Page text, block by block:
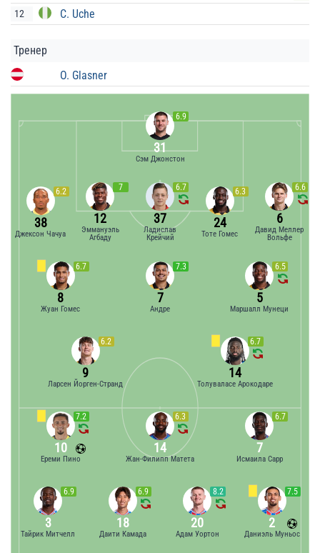
12 C. Uche
Тренер
O. Glasner
6.9
31
Сэм Джонстон
6.6
6
Давид Меллер
Вольфе
6.3
24
Тоте Гомес
6.7
37
Ладислав
Крейчий
7
12
Эммануэль
Агбаду
6.2
38
Джексон Чачуа
6.5
5
Маршалл Мунеци
7.3
7
Андре
6.7
8
Жуан Гомес
6.7
14
Толуваласе Арокодаре
6.2
9
Ларсен Йорген-Странд
6.9
3
Тайрик Митчелл
6.9
18
Даити Камада
8.2
20
Адам Уортон
7.5
2
Даниэль Муньос
7.2
10
Ереми Пино
6.3
14
Жан-Филипп Матета
6.7
7
Исмаила Сарр